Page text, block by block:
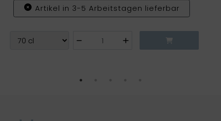
Artikel in 3-5 Arbeitstagen lieferbar